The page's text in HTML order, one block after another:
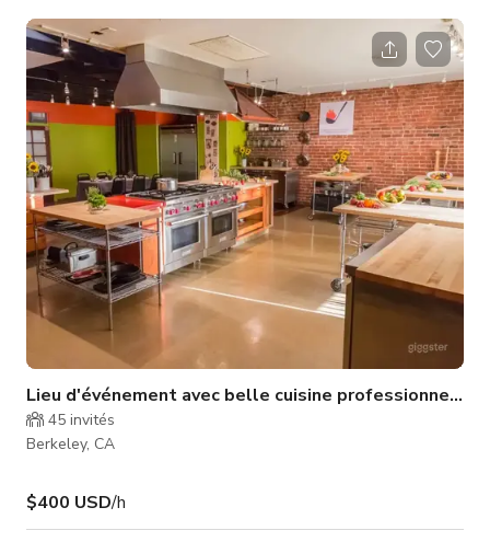
seulement trois pâtés de maisons de la station BART, et le
stationnement dans la rue est généralement facile. Les
horodateurs s'arrêtent à 18h et sont gratuits le dimanche.
Notre lieu est entièrement équipé pour assurer le succès de
votre év�
Lieu d'événement avec belle cuisine professionnelle
45 invités
Berkeley, CA
$400 USD/h